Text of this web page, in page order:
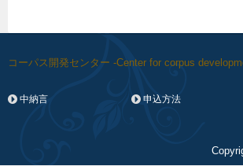
コーパス開発センター -Center for corpus
中納言 申込方法